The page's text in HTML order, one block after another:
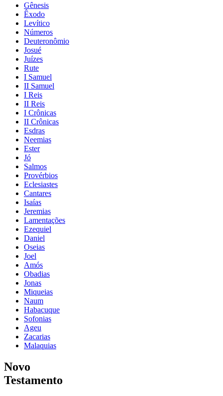
Gênesis
Êxodo
Levítico
Números
Deuteronômio
Josué
Juízes
Rute
I Samuel
II Samuel
I Reis
II Reis
I Crônicas
II Crônicas
Esdras
Neemias
Ester
Jó
Salmos
Provérbios
Eclesiastes
Cantares
Isaías
Jeremias
Lamentações
Ezequiel
Daniel
Oseias
Joel
Amós
Obadias
Jonas
Miqueias
Naum
Habacuque
Sofonias
Ageu
Zacarias
Malaquias
Novo
Testamento